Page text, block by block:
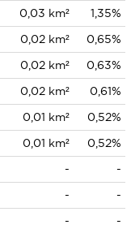
0,03 km²
1,35%
0,02 km²
0,65%
0,02 km²
0,63%
0,02 km²
0,61%
0,01 km²
0,52%
0,01 km²
0,52%
-
-
-
-
-
-